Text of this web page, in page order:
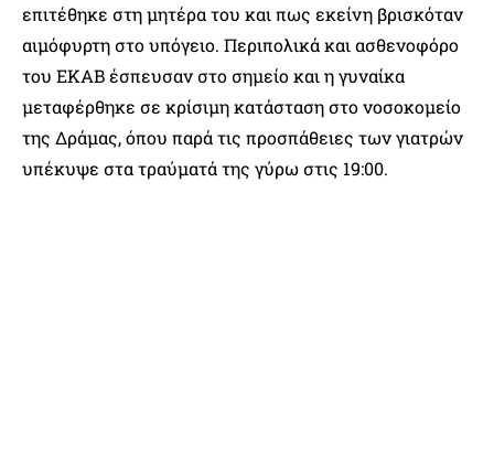
επιτέθηκε στη μητέρα του και πως εκείνη βρισκόταν
αιμόφυρτη στο υπόγειο. Περιπολικά και ασθενοφόρο
του ΕΚΑΒ έσπευσαν στο σημείο και η γυναίκα
μεταφέρθηκε σε κρίσιμη κατάσταση στο νοσοκομείο
της Δράμας, όπου παρά τις προσπάθειες των γιατρών
υπέκυψε στα τραύματά της γύρω στις 19:00.